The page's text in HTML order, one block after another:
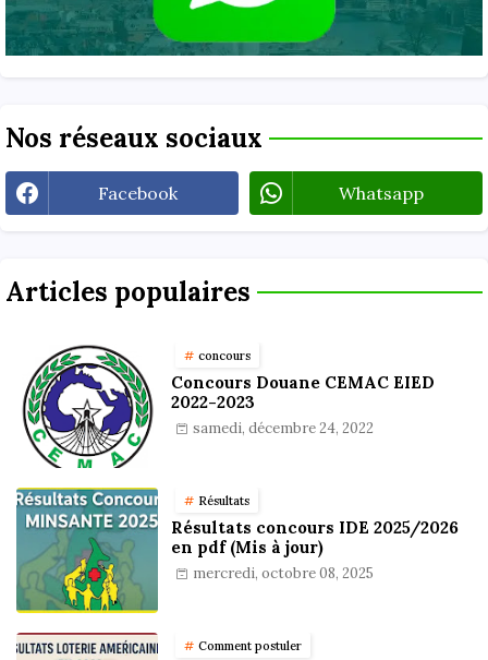
Nos réseaux sociaux
Facebook Whatsapp
Articles populaires
concours
Concours Douane CEMAC EIED
2022-2023
samedi, décembre 24, 2022
Résultats
Résultats concours IDE 2025/2026
en pdf (Mis à jour)
mercredi, octobre 08, 2025
Comment postuler